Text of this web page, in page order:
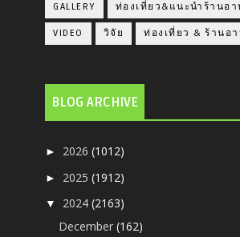
GALLERY ท่องเที่ยว&แนะนำร้านอา
VIDEO วิจัย ท่องเที่ยว & ร้านอ
BLOG ARCHIVE
► 2026(1012)
► 2025(1912)
▼ 2024(2163)
December(162)